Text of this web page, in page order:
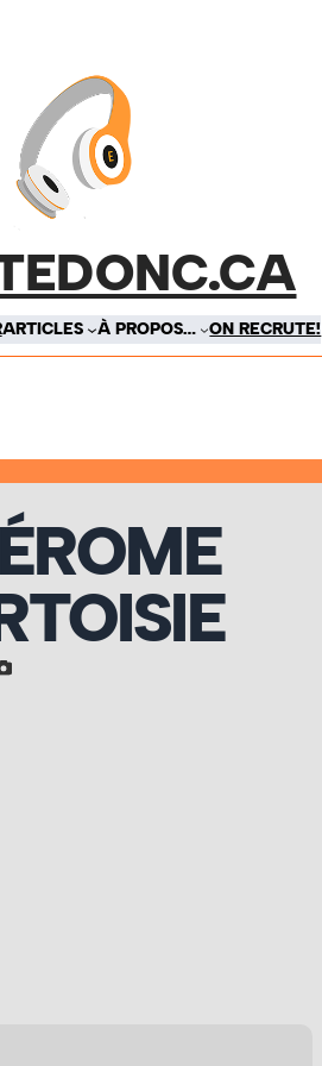
ARTICLES À PROPOS… ON RECRUTE!